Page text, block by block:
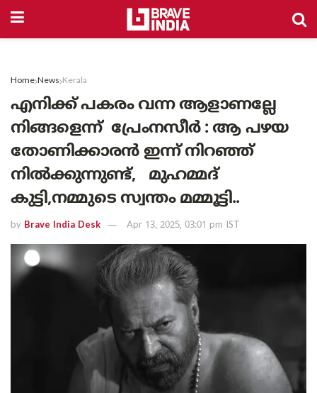
Home News Kerala
എനിക്ക് പകരം വന്ന ആളാണല്ലേ
നിങ്ങളെന്ന് പ്രേംനസീർ : ആ പഴയ
തോണിക്കാരൻ ഇന്ന് നിറഞ്ഞ്
നിൽക്കുന്നുണ്ട്, മുഹമ്മദ്
കുട്ടി,നമ്മുടെ സ്വന്തം മമ്മൂട്ടി..
by Brave India Desk Apr 13, 2025, 03:01 pm IST